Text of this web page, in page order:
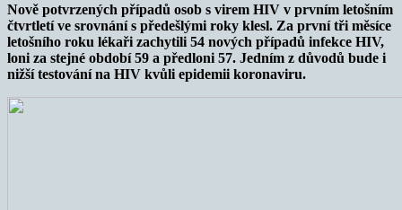
Nově potvrzených případů osob s virem HIV v prvním letošním
čtvrtletí ve srovnání s předešlými roky klesl. Za první tři měsíce
letošního roku lékaři zachytili 54 nových případů infekce HIV,
loni za stejné období 59 a předloni 57. Jedním z důvodů bude i
nižší testování na HIV kvůli epidemii koronaviru.